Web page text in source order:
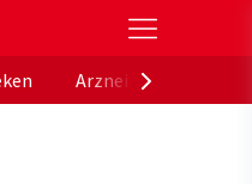
Gesundheitsportal der